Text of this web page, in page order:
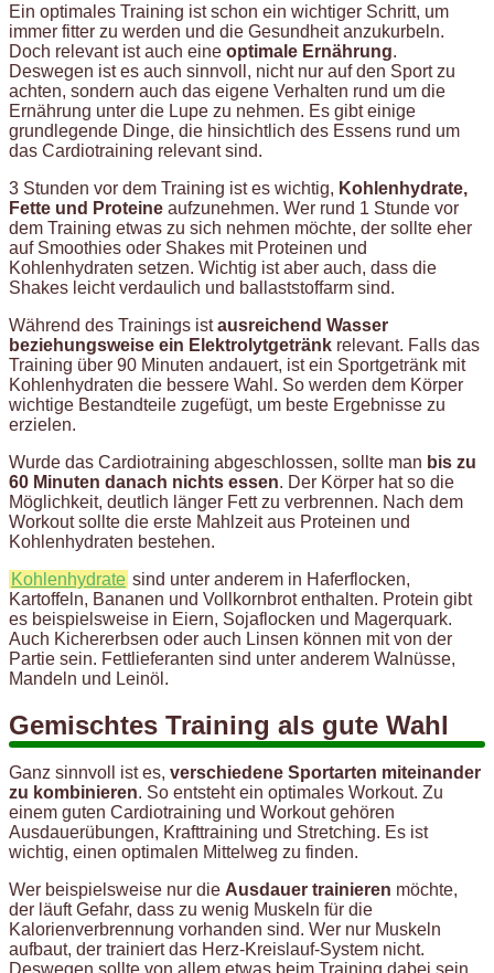
Ein optimales Training ist schon ein wichtiger Schritt, um
immer fitter zu werden und die Gesundheit anzukurbeln.
Doch relevant ist auch eine optimale Ernährung.
Deswegen ist es auch sinnvoll, nicht nur auf den Sport zu
achten, sondern auch das eigene Verhalten rund um die
Ernährung unter die Lupe zu nehmen. Es gibt einige
grundlegende Dinge, die hinsichtlich des Essens rund um
das Cardiotraining relevant sind.
3 Stunden vor dem Training ist es wichtig, Kohlenhydrate,
Fette und Proteine aufzunehmen. Wer rund 1 Stunde vor
dem Training etwas zu sich nehmen möchte, der sollte eher
auf Smoothies oder Shakes mit Proteinen und
Kohlenhydraten setzen. Wichtig ist aber auch, dass die
Shakes leicht verdaulich und ballaststoffarm sind.
Während des Trainings istausreichend Wasser
beziehungsweise ein Elektrolytgetränk relevant. Falls das
Training über 90 Minuten andauert, ist ein Sportgetränk mit
Kohlenhydraten die bessere Wahl. So werden dem Körper
wichtige Bestandteile zugefügt, um beste Ergebnisse zu
erzielen.
Wurde das Cardiotraining abgeschlossen, sollte man bis zu
60 Minuten danach nichts essen. Der Körper hat so die
Möglichkeit, deutlich länger Fett zu verbrennen. Nach dem
Workout sollte die erste Mahlzeit aus Proteinen und
Kohlenhydraten bestehen.
Kohlenhydrate sind unter anderem in Haferflocken,
Kartoffeln, Bananen und Vollkornbrot enthalten. Protein gibt
es beispielsweise in Eiern, Sojaflocken und Magerquark.
Auch Kichererbsen oder auch Linsen können mit von der
Partie sein. Fettlieferanten sind unter anderem Walnüsse,
Mandeln und Leinöl.
Gemischtes Training als gute Wahl
Ganz sinnvoll ist es, verschiedene Sportarten miteinander
zu kombinieren. So entsteht ein optimales Workout. Zu
einem guten Cardiotraining und Workout gehören
Ausdauerübungen, Krafttraining und Stretching. Es ist
wichtig, einen optimalen Mittelweg zu finden.
Wer beispielsweise nur die Ausdauer trainieren möchte,
der läuft Gefahr, dass zu wenig Muskeln für die
Kalorienverbrennung vorhanden sind. Wer nur Muskeln
aufbaut, der trainiert das Herz-Kreislauf-System nicht.